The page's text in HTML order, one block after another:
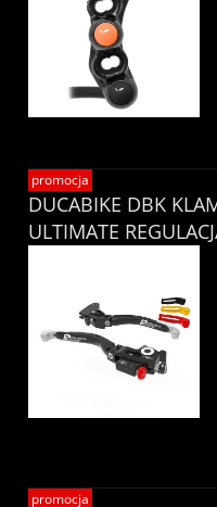
DUCABIKE DBK
ULTIMATE
promocja
promocja